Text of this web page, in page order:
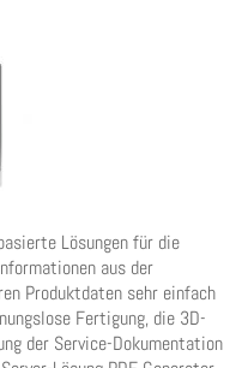
Lösungen für die
aus der
Produktdaten sehr einfach
Fertigung, die 3D-
der Service-Dokumentation